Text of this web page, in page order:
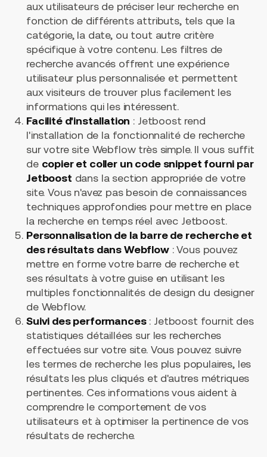
aux utilisateurs de préciser leur recherche en
fonction de différents attributs, tels que la
catégorie, la date, ou tout autre critère
spécifique à votre contenu. Les filtres de
recherche avancés offrent une expérience
utilisateur plus personnalisée et permettent
aux visiteurs de trouver plus facilement les
informations qui les intéressent.
Facilité d'installation : Jetboost rend
l'installation de la fonctionnalité de recherche
sur votre site Webflow très simple. Il vous suffit
de copier et coller un code snippet fourni par
Jetboost dans la section appropriée de votre
site. Vous n'avez pas besoin de connaissances
techniques approfondies pour mettre en place
la recherche en temps réel avec Jetboost.
Personnalisation de la barre de recherche et
des résultats dans Webflow: Vous pouvez
mettre en forme votre barre de recherche et
ses résultats à votre guise en utilisant les
multiples fonctionnalités de design du designer
de Webflow.
Suivi des performances: Jetboost fournit des
statistiques détaillées sur les recherches
effectuées sur votre site. Vous pouvez suivre
les termes de recherche les plus populaires, les
résultats les plus cliqués et d'autres métriques
pertinentes. Ces informations vous aident à
comprendre le comportement de vos
utilisateurs et à optimiser la pertinence de vos
résultats de recherche.